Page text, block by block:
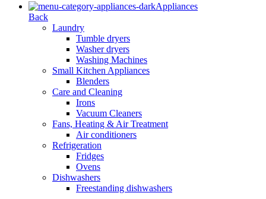
Appliances
Back
Laundry
Tumble dryers
Washer dryers
Washing Machines
Small Kitchen Appliances
Blenders
Care and Cleaning
Irons
Vacuum Cleaners
Fans, Heating & Air Treatment
Air conditioners
Refrigeration
Fridges
Ovens
Dishwashers
Freestanding dishwashers